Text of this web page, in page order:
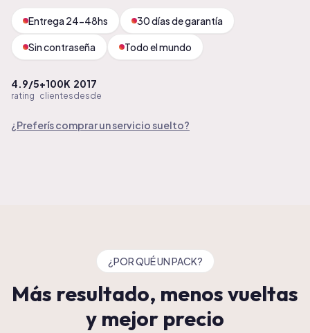
Entrega 24-48hs 30 días de garantía
Sin contraseña Todo el mundo
4.9/5
rating
+100K
clientes
2017
desde
¿Preferís comprar un servicio suelto?
¿POR QUÉ UN PACK?
Más resultado, menos vueltas
y mejor precio